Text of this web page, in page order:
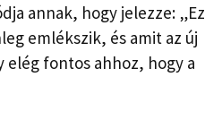
annak, hogy jelezze: „Ez
emlékszik, és amit az új
elég fontos ahhoz, hogy a